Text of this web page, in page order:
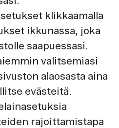
klikkaamalla
ikkunassa, joka
saapuessasi.
valitsemiasi
alaosasta aina
evästeitä.
rajoittamistapa